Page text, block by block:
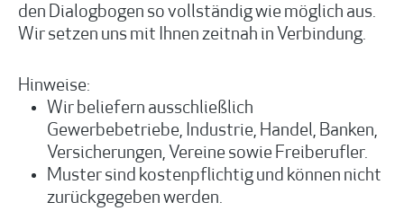
den Dialogbogen so vollständig wie möglich aus.
Wir setzen uns mit Ihnen zeitnah in Verbindung.
Hinweise:
Wir beliefern ausschließlich
Gewerbebetriebe, Industrie, Handel, Banken,
Versicherungen, Vereine sowie Freiberufler.
Muster sind kostenpflichtig und können nicht
zurückgegeben werden.